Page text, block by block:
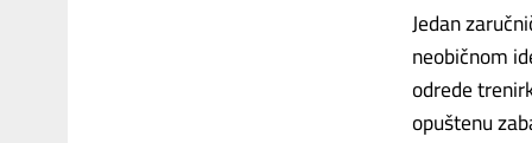
Jedan
neobičnom
odrede
opuštenu